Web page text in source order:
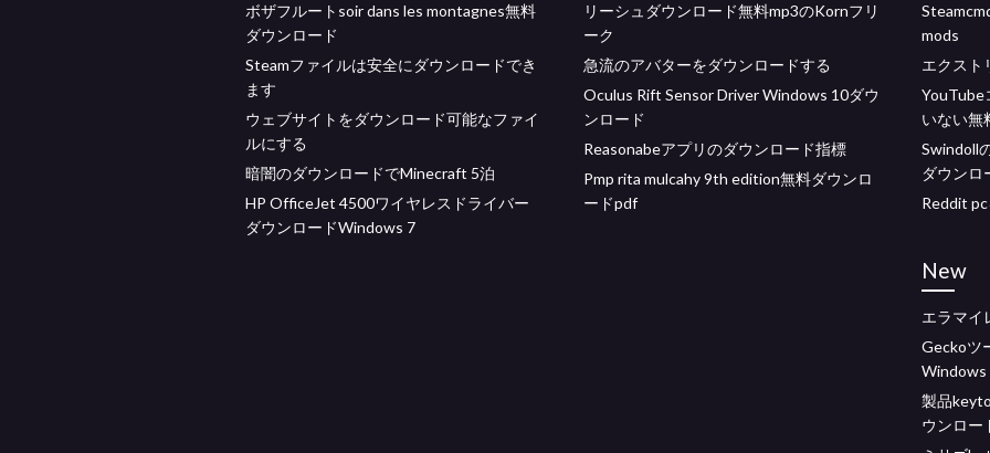
ボザフルートsoir dans les montagnes無料
ダウンロード
Steamファイルは安全にダウンロードでき
ます
ウェブサイトをダウンロード可能なファイ
ルにする
暗闇のダウンロードでMinecraft 5泊
HP OfficeJet 4500ワイヤレスドライバー
ダウンロードWindows 7
リーシュダウンロード無料mp3のKornフリ
ーク
急流のアバターをダウンロードする
Oculus Rift Sensor Driver Windows 10ダウ
ンロード
Reasonabeアプリのダウンロード指標
Pmp rita mulcahy 9th edition無料ダウンロ
ードpdf
mods
エクスト
YouTube
いない無
Swindoll
ダウンロ
Reddit
New
エラマイ
Geckoツ
Windows
製品
ウンロー